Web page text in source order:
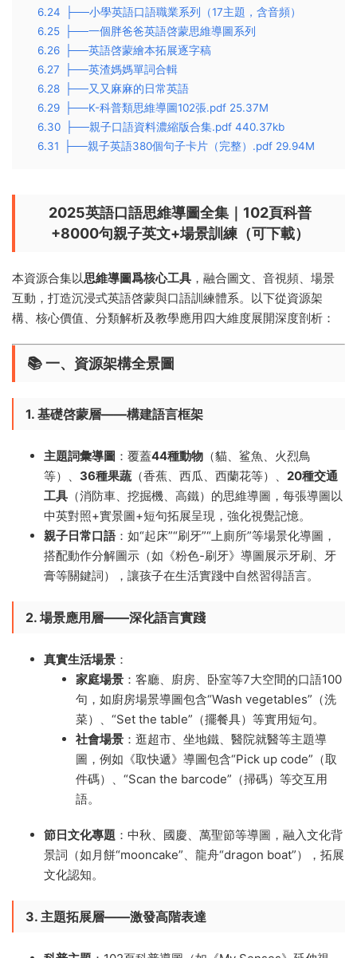
6.24
├──小學英語口語職業系列（17主題，含音頻）
6.25
├──一個胖爸爸英語啓蒙思維導圖系列
6.26
├──英語啓蒙繪本拓展逐字稿
6.27
├──英渣媽媽單詞合輯
6.28
├──又又麻麻的日常英語
6.29
├──K-科普類思維導圖102張.pdf 25.37M
6.30
├──親子口語資料濃縮版合集.pdf 440.37kb
6.31
├──親子英語380個句子卡片（完整）.pdf 29.94M
2025英語口語思維導圖全集｜102頁科普
+8000句親子英文+場景訓練（可下載）
本資源合集以思維導圖爲核心工具 ，融合圖文、音視頻、場景
互動，打造沉浸式英語啓蒙與口語訓練體系。以下從資源架
構、核心價值、分類解析及教學應用四大維度展開深度剖析：
📚 一、資源架構全景圖
1. 基礎啓蒙層——構建語言框架
主題詞彙導圖 ​：覆蓋44種動物 ​（貓、鲨魚、火烈鳥
等）、 36種果蔬 ​（香蕉、西瓜、西蘭花等）、 20種交通
工具 ​（消防車、挖掘機、高鐵）的思維導圖，每張導圖以
中英對照+實景圖+短句拓展呈現，強化視覺記憶。
親子日常口語​：如“起床”“刷牙”“上廁所”等場景化導圖，
搭配動作分解圖示（如《粉色-刷牙》導圖展示牙刷、牙
膏等關鍵詞），讓孩子在生活實踐中自然習得語言。
2. 場景應用層——深化語言實踐
真實生活場景 ​：
家庭場景 ​：客廳、廚房、卧室等7大空間的口語100
句，如廚房場景導圖包含“Wash vegetables”（洗
菜）、“Set the table”（擺餐具）等實用短句。
社會場景 ​：逛超市、坐地鐵、醫院就醫等主題導
圖，例如《取快遞》導圖包含“Pick up code”（取
件碼）、“Scan the barcode”（掃碼）等交互用
語。
節日文化專題 ​：中秋、國慶、萬聖節等導圖，融入文化背
景詞（如月餅“mooncake”、龍舟“dragon boat”），拓展
文化認知。
3. 主題拓展層——激發高階表達